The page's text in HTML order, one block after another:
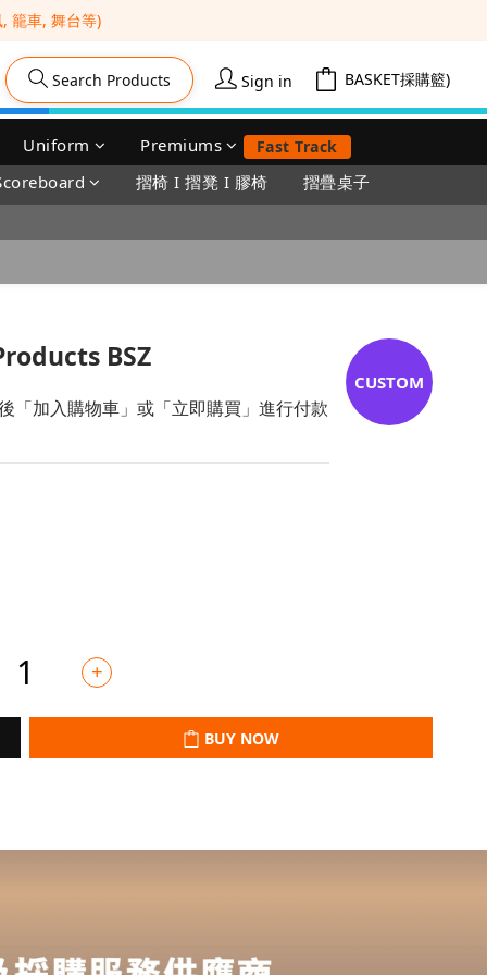
籠車, 舞台等)
Search Products Sign in Cart(0)
Uniform Premiums Fast Track
摺椅 I 摺凳 I 膠椅 摺疊桌子
BSZ
「加入購物車」或「立即購買」進行付款
BUY NOW